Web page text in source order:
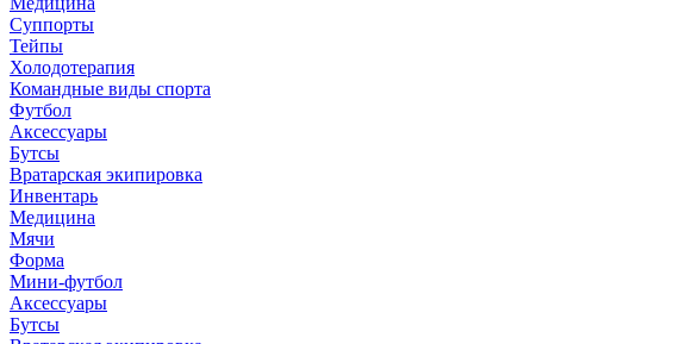
Суппорты
Тейпы
Холодотерапия
Командные виды спорта
Футбол
Аксессуары
Бутсы
Вратарская экипировка
Инвентарь
Медицина
Мячи
Форма
Мини-футбол
Аксессуары
Бутсы